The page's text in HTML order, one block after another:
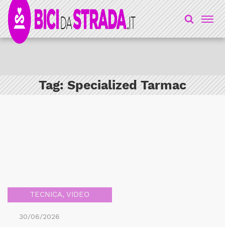
Tag:Specialized Tarmac
TECNICA, VIDEO
30/06/2026